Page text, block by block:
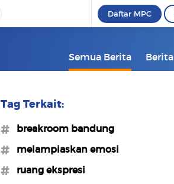
Daftar MPC
Semua Berita Berita
Tag Terkait:
#breakroom bandung
#melampiaskan emosi
#ruang ekspresi